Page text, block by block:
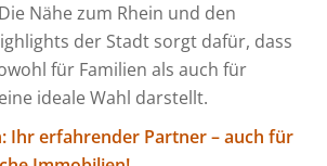
Nähe zum Rhein und den
der Stadt sorgt dafür, dass
für Familien als auch für
ideale Wahl darstellt.
Ihr erfahrender Partner – auch für